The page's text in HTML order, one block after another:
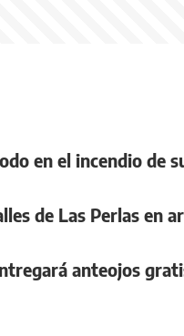
en el incendio de
de Las Perlas en
anteojos